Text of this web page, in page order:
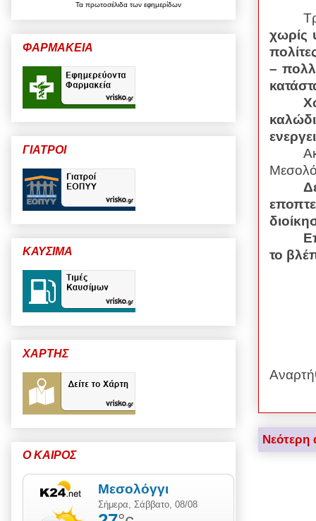
χωρίς
–
το
Νεότερη
Τα πρωτοσέλιδα των εφημερίδων
ΦΑΡΜΑΚΕΙΑ
ΓΙΑΤΡΟΙ
ΚΑΥΣΙΜΑ
ΧΑΡΤΗΣ
Ο ΚΑΙΡΟΣ